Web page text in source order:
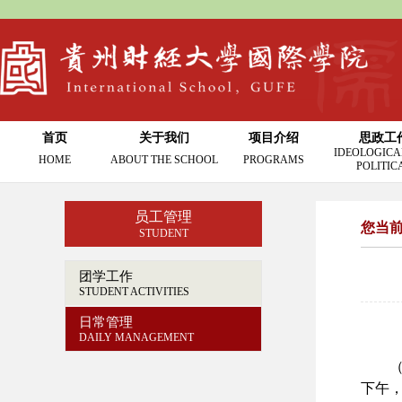
首页
HOME
关于我们
ABOUT THE SCHOOL
项目介绍
PROGRAMS
思政工
员工管理
STUDENT
团学工作
STUDENT ACTIVITIES
日常管理
DAILY MANAGEMENT
您当
下午